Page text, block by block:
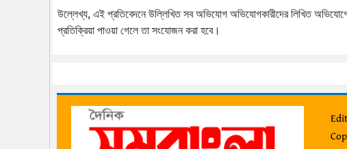
উল্লেখ্য, এই প্রতিবেদনে উল্লিখিত সব অভিযোগ অভিযোগকারীদের লিখিত
প্রতিক্রিয়া পাওয়া গেলে তা সংযোজন করা হবে।